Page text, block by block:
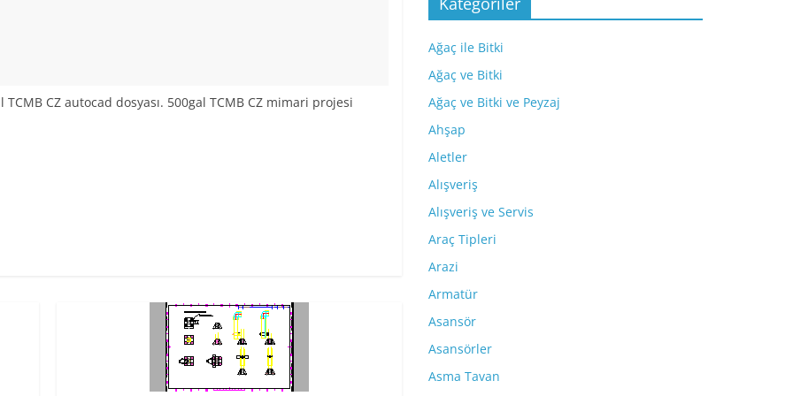
CZ autocad dosyası. 500gal TCMB CZ mimari projesi
Ağaç ile Bitki
Ağaç ve Bitki
Ağaç ve Bitki ve Peyzaj
Ahşap
Aletler
Alışveriş
Alışveriş ve Servis
Araç Tipleri
Arazi
Armatür
Asansör
Asansörler
Asma Tavan